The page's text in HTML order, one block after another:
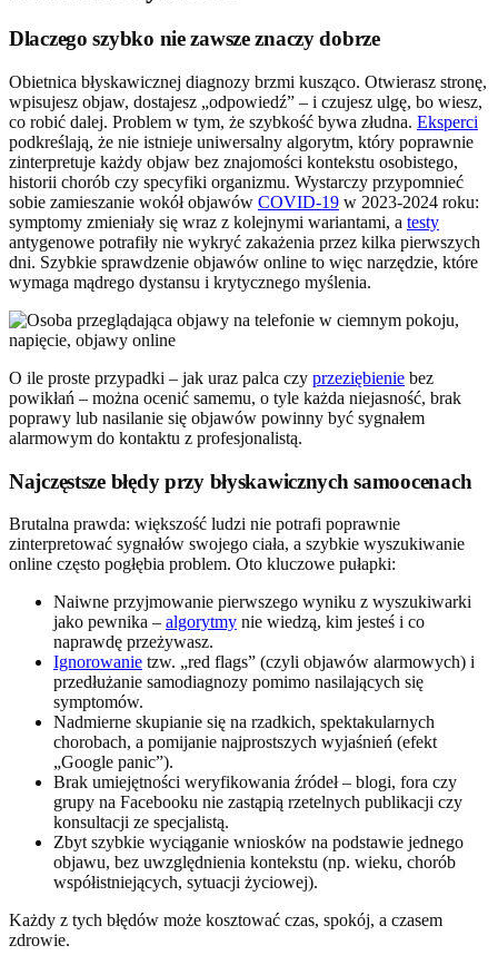
Dlaczego szybko nie zawsze znaczy dobrze
Obietnica błyskawicznej diagnozy brzmi kusząco. Otwierasz stronę,
wpisujesz objaw, dostajesz „odpowiedź” – i czujesz ulgę, bo wiesz,
co robić dalej. Problem w tym, że szybkość bywa złudna. Eksperci
podkreślają, że nie istnieje uniwersalny algorytm, który poprawnie
zinterpretuje każdy objaw bez znajomości kontekstu osobistego,
historii chorób czy specyfiki organizmu. Wystarczy przypomnieć
sobie zamieszanie wokół objawów COVID-19 w 2023-2024 roku:
symptomy zmieniały się wraz z kolejnymi wariantami, a testy
antygenowe potrafiły nie wykryć zakażenia przez kilka pierwszych
dni. Szybkie sprawdzenie objawów online to więc narzędzie, które
wymaga mądrego dystansu i krytycznego myślenia.
O ile proste przypadki – jak uraz palca czy przeziębienie bez
powikłań – można ocenić samemu, o tyle każda niejasność, brak
poprawy lub nasilanie się objawów powinny być sygnałem
alarmowym do kontaktu z profesjonalistą.
Najczęstsze błędy przy błyskawicznych samoocenach
Brutalna prawda: większość ludzi nie potrafi poprawnie
zinterpretować sygnałów swojego ciała, a szybkie wyszukiwanie
online często pogłębia problem. Oto kluczowe pułapki:
Naiwne przyjmowanie pierwszego wyniku z wyszukiwarki
jako pewnika – algorytmy nie wiedzą, kim jesteś i co
naprawdę przeżywasz.
Ignorowanie tzw. „red flags” (czyli objawów alarmowych) i
przedłużanie samodiagnozy pomimo nasilających się
symptomów.
Nadmierne skupianie się na rzadkich, spektakularnych
chorobach, a pomijanie najprostszych wyjaśnień (efekt
„Google panic”).
Brak umiejętności weryfikowania źródeł – blogi, fora czy
grupy na Facebooku nie zastąpią rzetelnych publikacji czy
konsultacji ze specjalistą.
Zbyt szybkie wyciąganie wniosków na podstawie jednego
objawu, bez uwzględnienia kontekstu (np. wieku, chorób
współistniejących, sytuacji życiowej).
Każdy z tych błędów może kosztować czas, spokój, a czasem
zdrowie.